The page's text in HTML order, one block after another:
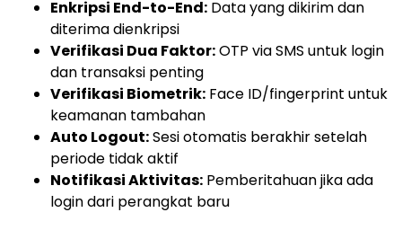
Enkripsi End-to-End: Data yang dikirim dan
diterima dienkripsi
Verifikasi Dua Faktor:OTP via SMS untuk login
dan transaksi penting
Verifikasi Biometrik: Face ID/fingerprint untuk
keamanan tambahan
Auto Logout:Sesi otomatis berakhir setelah
periode tidak aktif
Notifikasi Aktivitas: Pemberitahuan jika ada
login dari perangkat baru